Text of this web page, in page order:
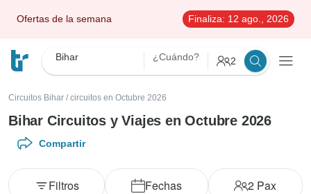
Ofertas de la semana Finaliza: 12 ago., 2026
Bihar ¿Cuándo? 2
Circuitos Bihar / circuitos en Octubre 2026
Bihar Circuitos y Viajes en Octubre 2026
Compartir
Fechas 2 Pax
Filtros